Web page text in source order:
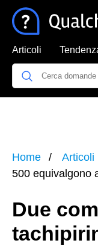
Articoli
Home Articoli
500 equivalgono
Due